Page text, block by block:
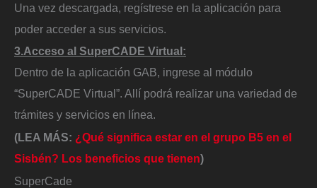
Una vez descargada, regístrese en la aplicación para
poder acceder a sus servicios.
3.Acceso al SuperCADE Virtual:
Dentro de la aplicación GAB, ingrese al módulo
“SuperCADE Virtual”. Allí podrá realizar una variedad de
trámites y servicios en línea.
(LEA MÁS: ¿Qué significa estar en el grupo B5 en el
Sisbén? Los beneficios que tienen)
SuperCade